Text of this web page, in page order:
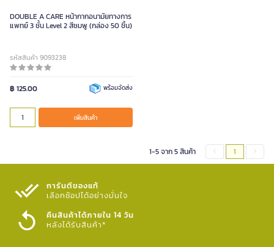
DOUBLE A CARE หน้ากากอนามัยทางการ
แพทย์ 3 ชั้น Level 2 สีชมพู (กล่อง 50 ชิ้น)
รหัสสินค้า 9093238
฿ 125.00 พร้อมจัดส่ง
เพิ่มสินค้า
1-5 จาก 5 สินค้า 1
การันตีของแท้
เลือกช้อปได้อย่างมั่นใจ​
คืนสินค้าได้ภายใน 14 วัน
หลังได้รับสินค้า*